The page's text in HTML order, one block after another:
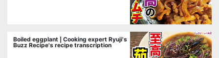
Boiled eggplant | Cooking expert Ryuji's
Buzz Recipe's recipe transcription